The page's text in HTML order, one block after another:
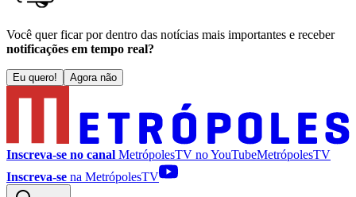
Você quer ficar por dentro das notícias mais importantes e receber
notificações em tempo real?
Eu quero! Agora não
Inscreva-se no canal MetrópolesTV noYouTubeMetrópolesTV
Inscreva-se na MetrópolesTV